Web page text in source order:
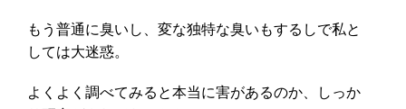
もう普通に臭いし、変な独特な臭いもするしで私と
しては大迷惑。
よくよく調べてみると本当に害があるのか、しっか